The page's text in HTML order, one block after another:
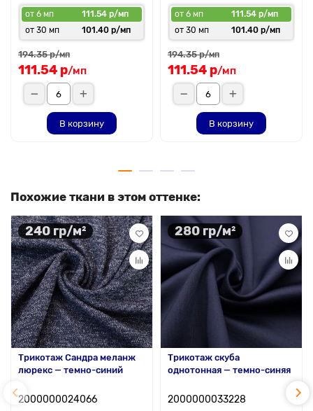
от 6 мп
111.54 р/мп
от 30 мп
101.40 р/мп
194.35 р/мп
111.54 р/мп
В корзину
от 6 мп
111.54 р/мп
от 30 мп
101.40 р/мп
194.35 р/мп
111.54 р/мп
В корзину
Похожие ткани в этом оттенке:
240 гр/м²
Трикотаж Сандра меланж
люрекс — темно-синий
2000000024066
280 гр/м²
Трикотаж скуба
однотонная — темно-синяя
2000000033228